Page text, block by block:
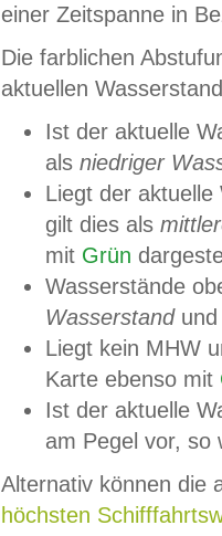
einer Zeitspanne in
Die farblichen
aktuellen
Ist der aktuelle
als niedriger
Liegt der
gilt dies als
mit Grün
Wasserstände
Wasserstandund
Liegt kein MHW
Karte ebenso mit
Ist der aktuelle
am Pegel vor,
Alternativ können die
höchsten